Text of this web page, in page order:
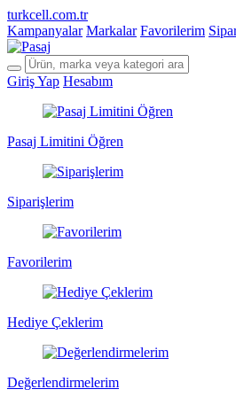
turkcell.com.tr
Kampanyalar Markalar Favorilerim
Giriş Yap Hesabım
Pasaj Limitini Öğren
Siparişlerim
Favorilerim
Hediye Çeklerim
Değerlendirmelerim